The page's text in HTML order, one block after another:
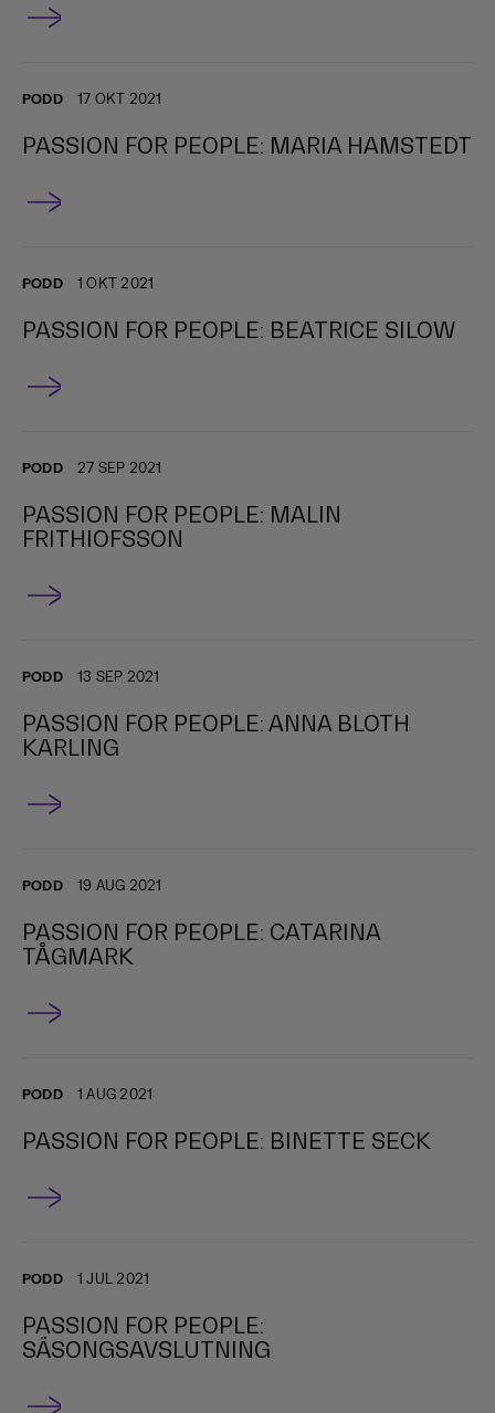
PODD 17 OKT 2021
PASSION FOR PEOPLE: MARIA HAMSTEDT
PODD 1 OKT 2021
PASSION FOR PEOPLE: BEATRICE SILOW
PODD 27 SEP 2021
PASSION FOR PEOPLE: MALIN
FRITHIOFSSON
PODD 13 SEP 2021
PASSION FOR PEOPLE: ANNA BLOTH
KARLING
PODD 19 AUG 2021
PASSION FOR PEOPLE: CATARINA
TÅGMARK
PODD 1 AUG 2021
PASSION FOR PEOPLE: BINETTE SECK
PODD 1 JUL 2021
PASSION FOR PEOPLE:
SÄSONGSAVSLUTNING